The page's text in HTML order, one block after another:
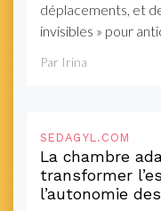
déplacements, et
invisibles » pour
Par Irina
SEDAGYL.COM
La chambre
transformer
l’autonomie